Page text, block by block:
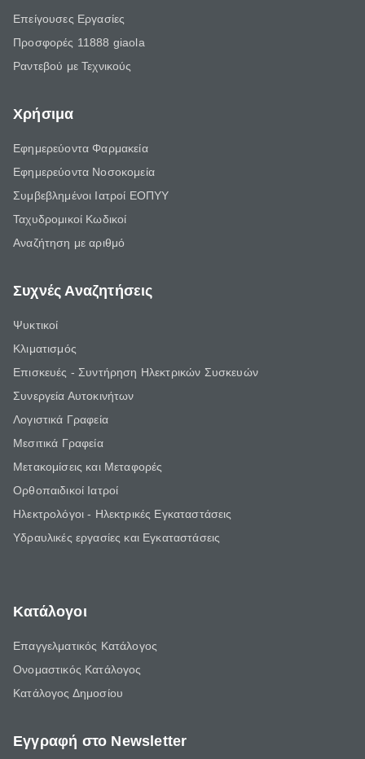
Επείγουσες Εργασίες
Προσφορές 11888 giaola
Ραντεβού με Τεχνικούς
Χρήσιμα
Εφημερεύοντα Φαρμακεία
Εφημερεύοντα Νοσοκομεία
Συμβεβλημένοι Ιατροί ΕΟΠΥΥ
Ταχυδρομικοί Κωδικοί
Αναζήτηση με αριθμό
Συχνές Αναζητήσεις
Ψυκτικοί
Κλιματισμός
Επισκευές - Συντήρηση Ηλεκτρικών Συσκευών
Συνεργεία Αυτοκινήτων
Λογιστικά Γραφεία
Μεσιτικά Γραφεία
Μετακομίσεις και Μεταφορές
Ορθοπαιδικοί Ιατροί
Ηλεκτρολόγοι - Ηλεκτρικές Εγκαταστάσεις
Υδραυλικές εργασίες και Εγκαταστάσεις
Κατάλογοι
Επαγγελματικός Κατάλογος
Ονομαστικός Κατάλογος
Κατάλογος Δημοσίου
Εγγραφή στο Newsletter